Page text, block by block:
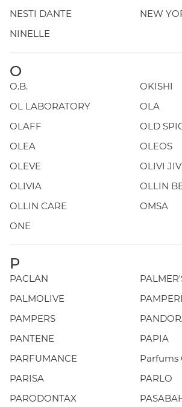
NESTI DANTE
NEW
NINELLE
O
O.B.
OKISHI
OL LABORATORY
OLA
OLAFF
OLD
OLEA
OLEOS
OLEVE
OLIVI
OLIVIA
OLLIN
OLLIN CARE
OMSA
ONE
P
PACLAN
PALMOLIVE
PAMPERS
PANTENE
PAPIA
PARFUMANCE
Parfums
PARISA
PARLO
PARODONTAX